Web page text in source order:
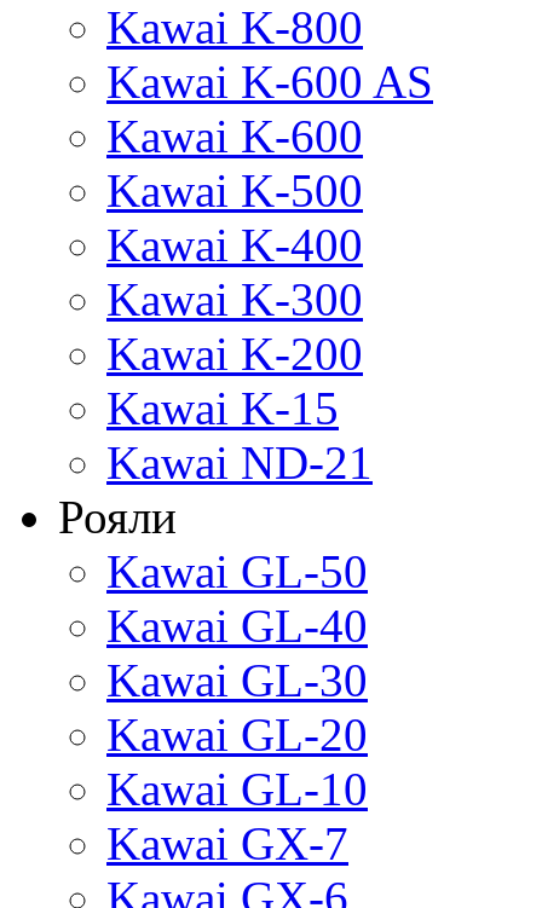
Kawai K-800
Kawai K-600 AS
Kawai K-600
Kawai K-500
Kawai K-400
Kawai K-300
Kawai K-200
Kawai K-15
Kawai ND-21
Рояли
Kawai GL-50
Kawai GL-40
Kawai GL-30
Kawai GL-20
Kawai GL-10
Kawai GX-7